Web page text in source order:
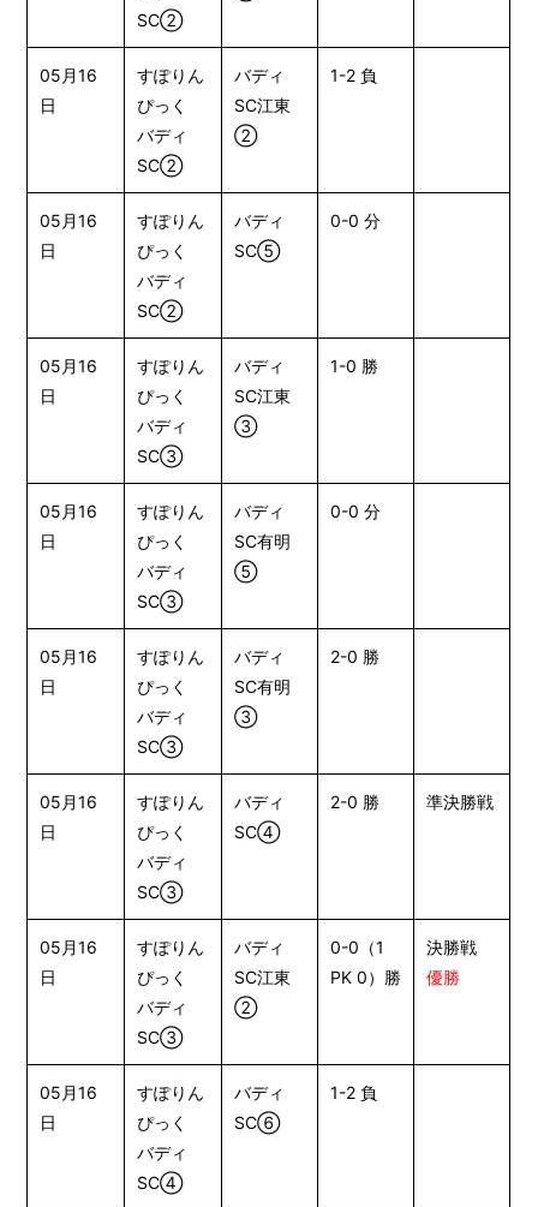
SC②
05月16
日
すぽりん
ぴっく
バディ
SC②
バディ
SC江東
②
1-2 負
05月16
日
すぽりん
ぴっく
バディ
SC②
バディ
SC⑤
0-0 分
05月16
日
すぽりん
ぴっく
バディ
SC③
バディ
SC江東
③
1-0 勝
05月16
日
すぽりん
ぴっく
バディ
SC③
バディ
SC有明
⑤
0-0 分
05月16
日
すぽりん
ぴっく
バディ
SC③
バディ
SC有明
③
2-0 勝
05月16
日
すぽりん
ぴっく
バディ
SC③
バディ
SC④
2-0 勝 準決勝戦
05月16
日
すぽりん
ぴっく
バディ
SC③
バディ
SC江東
②
0-0（1
PK 0）勝
決勝戦
優勝
05月16
日
すぽりん
ぴっく
バディ
SC④
バディ
SC⑥
1-2 負